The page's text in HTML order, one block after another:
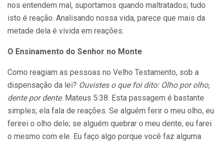
nos entendem mal, suportamos quando maltratados; tudo
isto é reação. Analisando nossa vida, parece que mais da
metade dela é vivida em reações.
O Ensinamento do Senhor no Monte
Como reagiam as pessoas no Velho Testamento, sob a
dispensação da lei? Ouvistes o que foi dito: Olho por olho,
dente por dente. Mateus 5:38. Esta passagem é bastante
simples; ela fala de reações. Se alguém ferir o meu olho, eu
ferirei o olho dele; se alguém quebrar o meu dente, eu farei
o mesmo com ele. Eu faço algo porque você faz alguma